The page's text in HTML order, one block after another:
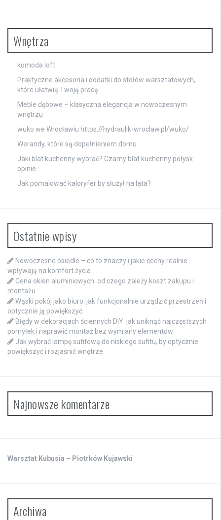
Wnętrza
komoda loft
Praktyczne akcesoria i dodatki do stołów warsztatowych,
które ułatwią Twoją pracę
Meble dębowe – klasyczna elegancja w nowoczesnym
wnętrzu
wuko we Wrocławiu https://hydraulik-wroclaw.pl/wuko/
Werandy, które są dopełnieniem domu
Jaki blat kuchenny wybrać? Czarny blat kuchenny połysk
opinie
Jak pomalować kaloryfer by służył na lata?
Ostatnie wpisy
Nowoczesne osiedle – co to znaczy i jakie cechy realnie
wpływają na komfort życia
Cena okien aluminiowych: od czego zależy koszt zakupu i
montażu
Wąski pokój jako biuro: jak funkcjonalnie urządzić przestrzeń i
optycznie ją powiększyć
Błędy w dekoracjach ściennych DIY: jak uniknąć najczęstszych
pomyłek i naprawić montaż bez wymiany elementów
Jak wybrać lampę sufitową do niskiego sufitu, by optycznie
powiększyć i rozjaśnić wnętrze
Najnowsze komentarze
Warsztat Kubusia – Piotrków Kujawski
Archiwa